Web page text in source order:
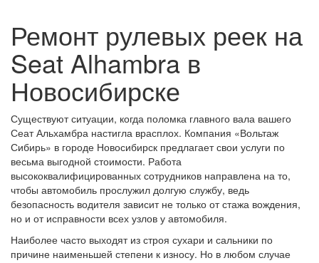
Ремонт рулевых реек на
Seat Alhambra в
Новосибирске
Существуют ситуации, когда поломка главного вала вашего
Сеат Альхамбра настигла врасплох. Компания «Вольтаж
Сибирь» в городе Новосибирск предлагает свои услуги по
весьма выгодной стоимости. Работа
высококвалифицированных сотрудников направлена на то,
чтобы автомобиль прослужил долгую службу, ведь
безопасность водителя зависит не только от стажа вождения,
но и от исправности всех узлов у автомобиля.
Наиболее часто выходят из строя сухари и сальники по
причине наименьшей степени к износу. Но в любом случае